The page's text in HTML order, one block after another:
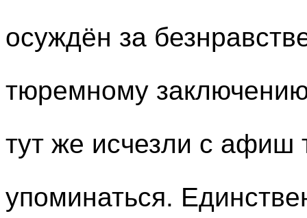
осуждён за
тюремному
тут же исчезли с афиш
упоминаться.